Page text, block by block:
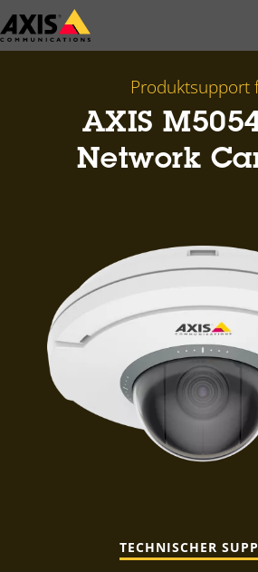
Zum
Hauptinhalt
Produktsupport
AXIS
Network
TECHNISCHER